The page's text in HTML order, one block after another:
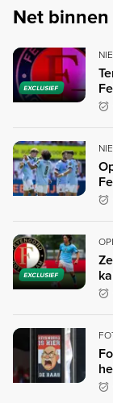
Net binnen
EXCLUSIEF
EXCLUSIEF